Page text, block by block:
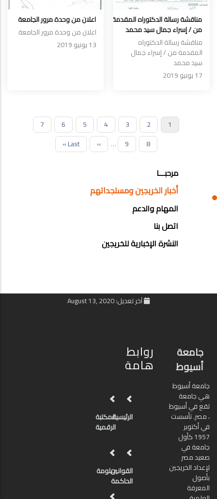
مناقشة رسالة الدكتوراه المقدمة
من / إسراء جمال سيد محمد
مناقشة رسالة الدكتوراه
المقدمة من / إسراء جمال
سيد محمد
17 يونيو 2019
اعلان من وحدة مرور الجامعة
اعلان من وحدة مرور الجامعة
13 يونيو 2019
Pagination
Current
page
1 الصفحة
2 الصفحة
3 الصفحة
4 الصفحة
5 الصفحة
6 الصفحة
7
الصفحة
8 الصفحة
9
…
الصفحة
التالية
››
Last
page
Last »
ALUMNIمرحبـــا
أخبار الخريجين ومستجداتهم
المهام والدعم
اتصل بنا
النشرة الإخبارية للخريجين
آخر تعديل: August 13, 2020
جامعة
أسيوط
جامعة أسيوط
هي جامعة
تقع في أسيوط
، مصر. تأسست
في أكتوبر
1957 كأول
جامعة في
صعيد مصر
لإعداد الخريجين
بأصول
المعرفة
روابط
هامة
الرئيسيةالمكتبة
الرقمية
القوانين
الحاكمة
دبلومة